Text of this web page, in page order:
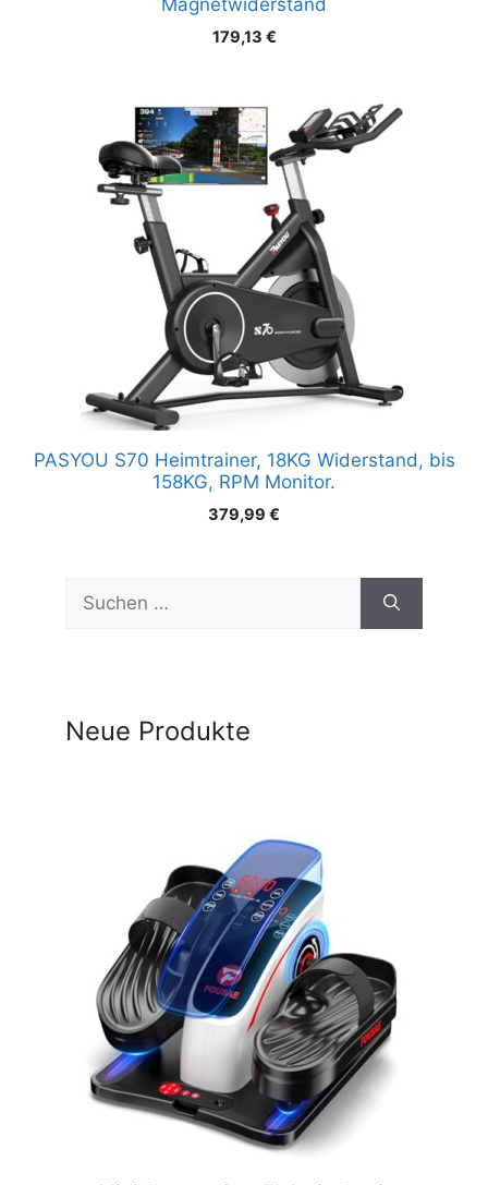
179,13 €
PASYOU S70 Heimtrainer, 18KG Widerstand, bis
158KG, RPM Monitor.
379,99 €
nach:
Neue Produkte